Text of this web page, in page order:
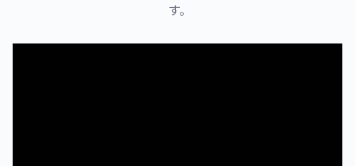
す。